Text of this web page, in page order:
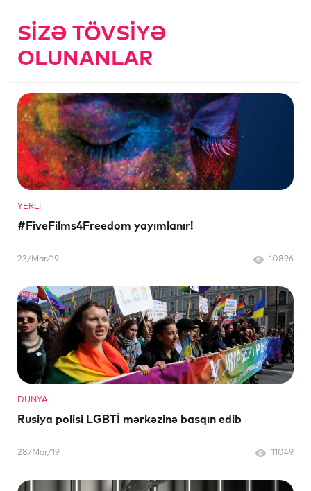
SIZƏ TÖVSIYƏ
OLUNANLAR
YERLI
#FiveFilms4Freedom yayımlanır!
23/Mar/19 10896
DÜNYA
Rusiya polisi LGBTİ mərkəzinə basqın edib
28/Mar/19 11049